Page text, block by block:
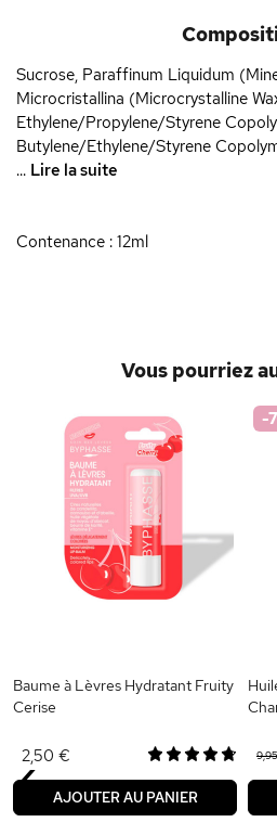
Sucrose, Paraffinum Liquidum
Microcristallina (Microcrystalline
Ethylene/Propylene/Styrene
Butylene/Ethylene/Styrene
... Lire la suite
Contenance : 12ml
Vous pourriez
Baume à Lèvres Hydratant Fruity
Cerise
2,50 €
AJOUTER AU PANIER
-
‹